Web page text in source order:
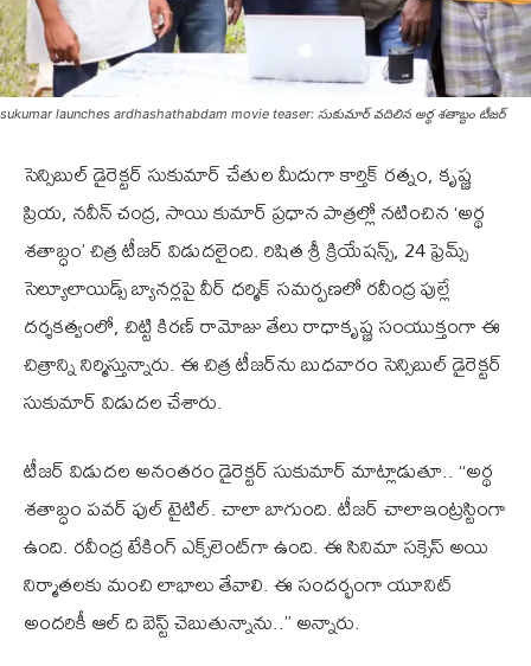
sukumar launches ardhashathabdam movie teaser: సుకుమార్ వదిలిన అర్థ శతాబ్ధం టీజర్
సెన్సిబుల్ డైరెక్టర్ సుకుమార్ చేతుల మీదుగా కార్తిక్ రత్నం, కృష్ణ
ప్రియ, నవీన్ చంద్ర, సాయి కుమార్ ప్రధాన పాత్రల్లో నటించిన ‘అర్థ
శతాబ్ధం’ చిత్ర టీజర్ విడుదలైంది. రిషిత శ్రీ క్రియేషన్స్, 24 ఫ్రెమ్స్
సెల్యూలాయిడ్స్ బ్యానర్లపై వీర్ ధర్మిక్ సమర్పణలో రవీంద్ర పుల్లే
దర్శకత్వంలో, చిట్టి కిరణ్ రామోజు తేలు రాధాకృష్ణ సంయుక్తంగా ఈ
చిత్రాన్ని నిర్మిస్తున్నారు. ఈ చిత్ర టీజర్‌ను బుధవారం సెన్సిబుల్ డైరెక్టర్
సుకుమార్ విడుదల చేశారు.
టీజర్ విడుదల అనంతరం డైరెక్టర్ సుకుమార్ మాట్లాడుతూ.. ‘‘అర్థ
శతాబ్ధం పవర్ ఫుల్ టైటిల్. చాలా బాగుంది. టీజర్ చాలాఇంట్రస్టింగా
ఉంది. రవీంద్ర టేకింగ్ ఎక్స్‌లెంట్‌గా ఉంది. ఈ సినిమా సక్సెస్ అయి
నిర్మాతలకు మంచి లాభాలు తేవాలి. ఈ సందర్భంగా యూనిట్
అందరికీ ఆల్ ది బెస్ట్ చెబుతున్నాను..’’ అన్నారు.